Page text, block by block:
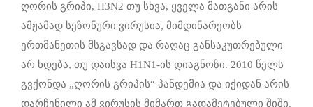
ღორის გრიპი, H3N2 თუ სხვა, ყველა მათგანი არის
ამჟამად სეზონური ვირუსია, მიმდინარეობს
ერთმანეთის მსგავსად და რაღაც განსაკუთრებული
არ ხდება, თუ დაისვა H1N1-ის დიაგნოზი. 2010 წელს
გვქონდა „ღორის გრიპის“ პანდემია და იქიდან არის
დარჩენილი ამ ვირუსის მიმართ გადამეტებული შიში.